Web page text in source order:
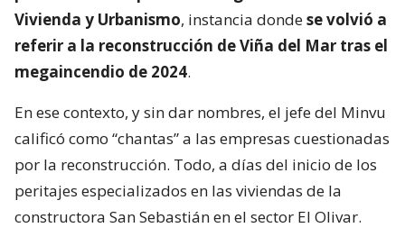
Vivienda y Urbanismo, instancia dondese volvió a
referir a la reconstrucción de Viña del Mar tras el
megaincendio de 2024.
En ese contexto, y sin dar nombres, el jefe del Minvu
calificó como “chantas” a las empresas cuestionadas
por la reconstrucción. Todo, a días del inicio de los
peritajes especializados en las viviendas de la
constructora San Sebastián en el sector El Olivar.